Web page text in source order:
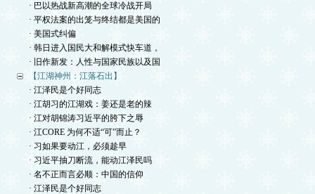
· 巴以热战新高潮的全球冷战开局
· 平权法案的出笼与终结都是美国的
· 美国式纠偏
· 韩日进入国民大和解模式快车道，
· 旧作新发：人性与国家民族以及国
【江湖神州：江落石出】
· 江泽民是个好同志
· 江胡习的江湖戏：姜还是老的辣
· 江对胡锦涛习近平的胯下之辱
· 江CORE 为何不适“可”而止？
· 习如果要动江，必须趁早
· 习近平抽刀断流，能动江泽民吗
· 名不正而言必顺：中国的信仰
· 江泽民是个好同志